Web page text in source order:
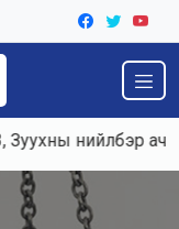
нийлбэр